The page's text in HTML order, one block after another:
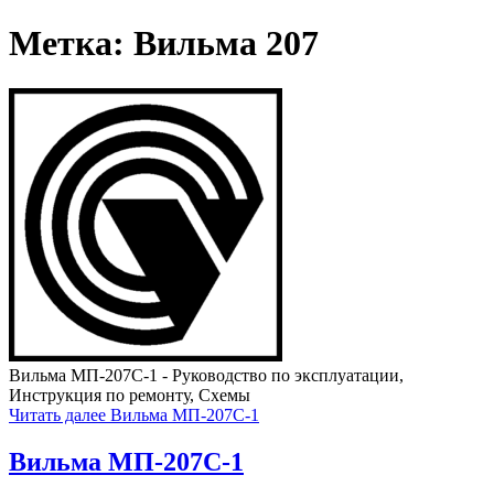
Метка: Вильма 207
Вильма МП-207С-1 - Руководство по эксплуатации,
Инструкция по ремонту, Схемы
Читать далее Вильма МП-207С-1
Вильма МП-207С-1